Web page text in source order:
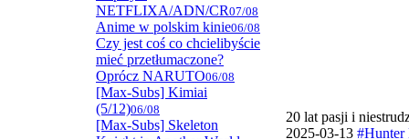
NETFLIXA/ADN/CR07/08
Anime w polskim kinie06/08
Czy jest coś co chcielibyście
mieć przetłumaczone?
Oprócz NARUTO06/08
[Max-Subs] Kimiai
(5/12)06/08
[Max-Subs] Skeleton
20 lat pasji i
2025-03-13